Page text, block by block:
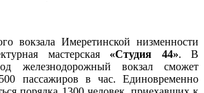
вокзала Имеретинской низменности
мастерская «Студия 44». В
железнодорожный вокзал сможет
пассажиров в час. Единовременно